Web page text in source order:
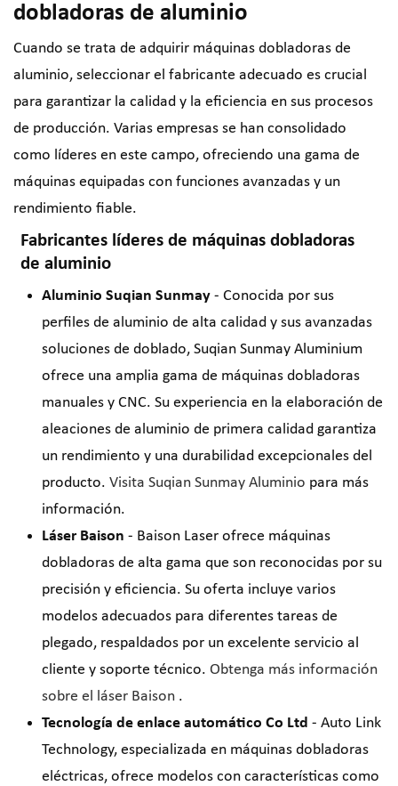
dobladoras de aluminio
Cuando se trata de adquirir máquinas dobladoras de
aluminio, seleccionar el fabricante adecuado es crucial
para garantizar la calidad y la eficiencia en sus procesos
de producción. Varias empresas se han consolidado
como líderes en este campo, ofreciendo una gama de
máquinas equipadas con funciones avanzadas y un
rendimiento fiable.
Fabricantes líderes de máquinas dobladoras
de aluminio
Aluminio Suqian Sunmay - Conocida por sus
perfiles de aluminio de alta calidad y sus avanzadas
soluciones de doblado, Suqian Sunmay Aluminium
ofrece una amplia gama de máquinas dobladoras
manuales y CNC. Su experiencia en la elaboración de
aleaciones de aluminio de primera calidad garantiza
un rendimiento y una durabilidad excepcionales del
producto. Visita Suqian Sunmay Aluminio para más
información.
Láser Baison - Baison Laser ofrece máquinas
dobladoras de alta gama que son reconocidas por su
precisión y eficiencia. Su oferta incluye varios
modelos adecuados para diferentes tareas de
plegado, respaldados por un excelente servicio al
cliente y soporte técnico. Obtenga más información
sobre el láser Baison .
Tecnología de enlace automático Co Ltd - Auto Link
Technology, especializada en máquinas dobladoras
eléctricas, ofrece modelos con características como